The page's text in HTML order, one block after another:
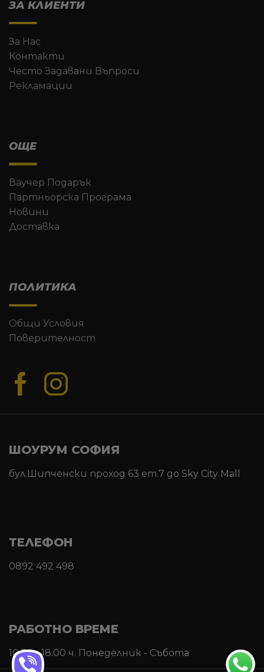
ЗА КЛИЕНТИ
За Нас
Контакти
Често Задавани Въпроси
Рекламации
ОЩЕ
Ваучер Подарък
Партньорска Програма
Новини
Доставка
ПОЛИТИКА
Общи Условия
Поверителност
ШОУРУМ СОФИЯ
бул.Шипченски проход 63 ет.7 до Sky City Mall
ТЕЛЕФОН
0892 492 498
РАБОТНО ВРЕМЕ
10:30 - 18:00 ч. Понеделник - Събота